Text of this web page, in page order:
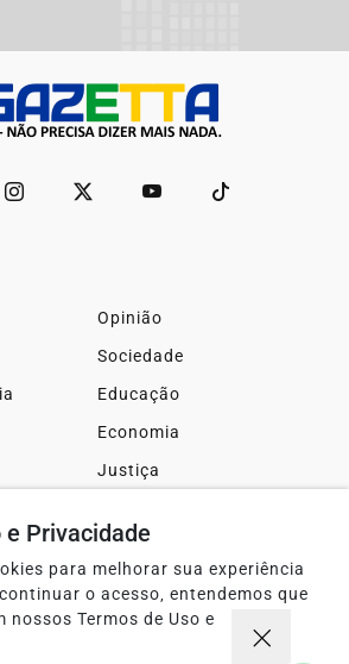
Opinião
Sociedade
Educação
Economia
Justiça
Cidades
FAQ
e Privacidade
para melhorar sua experiência
o acesso, entendemos que
nossos Termos de Uso e